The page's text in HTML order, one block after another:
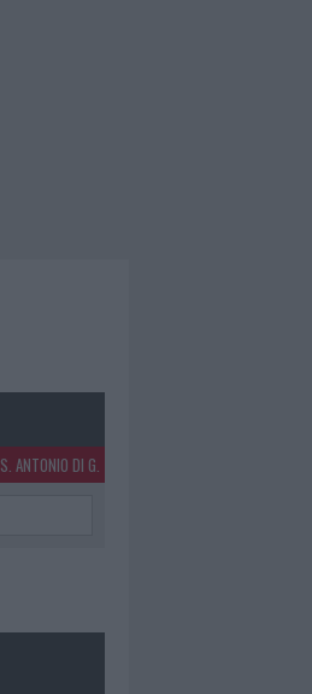
S. ANTONIO DI G.